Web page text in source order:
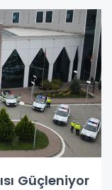
Güçleniyor